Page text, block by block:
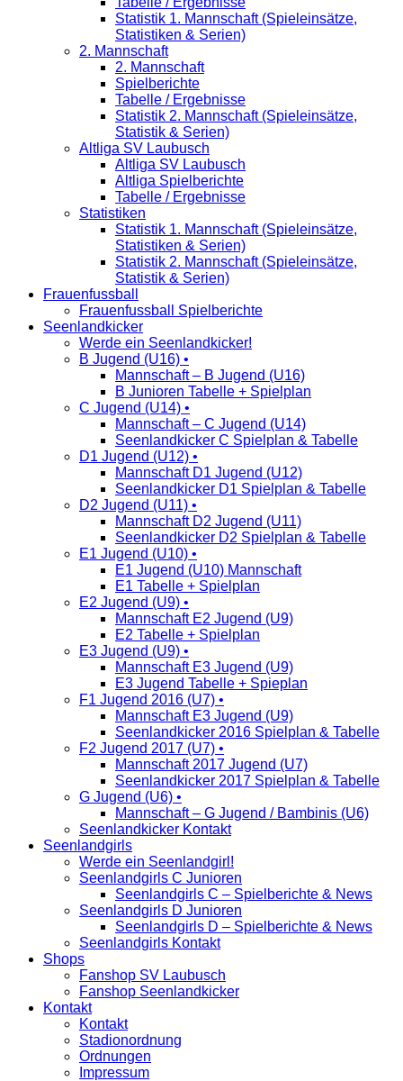
Statistik 1. Mannschaft (Spieleinsätze,
Statistiken & Serien)
2. Mannschaft
2. Mannschaft
Spielberichte
Tabelle / Ergebnisse
Statistik 2. Mannschaft (Spieleinsätze,
Statistik & Serien)
Altliga SV Laubusch
Altliga SV Laubusch
Altliga Spielberichte
Tabelle / Ergebnisse
Statistiken
Statistik 1. Mannschaft (Spieleinsätze,
Statistiken & Serien)
Statistik 2. Mannschaft (Spieleinsätze,
Statistik & Serien)
Frauenfussball
Frauenfussball Spielberichte
Seenlandkicker
Werde ein Seenlandkicker!
B Jugend (U16) •
Mannschaft – B Jugend (U16)
B Junioren Tabelle + Spielplan
C Jugend (U14) •
Mannschaft – C Jugend (U14)
Seenlandkicker C Spielplan & Tabelle
D1 Jugend (U12) •
Mannschaft D1 Jugend (U12)
Seenlandkicker D1 Spielplan & Tabelle
D2 Jugend (U11) •
Mannschaft D2 Jugend (U11)
Seenlandkicker D2 Spielplan & Tabelle
E1 Jugend (U10) •
E1 Jugend (U10) Mannschaft
E1 Tabelle + Spielplan
E2 Jugend (U9) •
Mannschaft E2 Jugend (U9)
E2 Tabelle + Spielplan
E3 Jugend (U9) •
Mannschaft E3 Jugend (U9)
E3 Jugend Tabelle + Spieplan
F1 Jugend 2016 (U7) •
Mannschaft E3 Jugend (U9)
Seenlandkicker 2016 Spielplan & Tabelle
F2 Jugend 2017 (U7) •
Mannschaft 2017 Jugend (U7)
Seenlandkicker 2017 Spielplan & Tabelle
G Jugend (U6) •
Mannschaft – G Jugend / Bambinis (U6)
Seenlandkicker Kontakt
Seenlandgirls
Werde ein Seenlandgirl!
Seenlandgirls C Junioren
Seenlandgirls C – Spielberichte & News
Seenlandgirls D Junioren
Seenlandgirls D – Spielberichte & News
Seenlandgirls Kontakt
Shops
Fanshop SV Laubusch
Fanshop Seenlandkicker
Kontakt
Kontakt
Stadionordnung
Ordnungen
Impressum